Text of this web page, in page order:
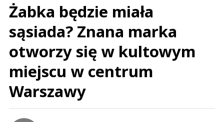
Żabka będzie miała
sąsiada? Znana marka
otworzy się w kultowym
miejscu w centrum
Warszawy